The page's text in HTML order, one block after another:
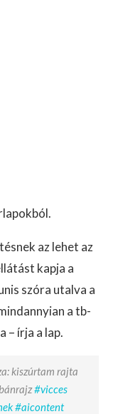
az lehet az
kapja a
szóra utalva a
a tb-
– írja a lap.
kiszúrtam rajta
#vicces
#aicontent